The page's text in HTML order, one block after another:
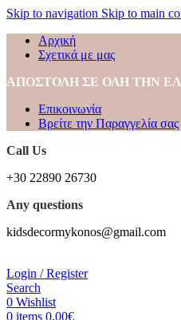
Skip to navigation Skip to main
Αρχική
Σχετικά με μας
ΑΠΟΣΤΟΛΗ ΣΕ ΟΛΗ ΤΗΝ
Επικοινωνία
Βρείτε την Παραγγελία σας
Call Us
+30 22890 26730
Any questions
kidsdecormykonos@gmail.com
Login / Register
Search
0 Wishlist
0 items 0,00€